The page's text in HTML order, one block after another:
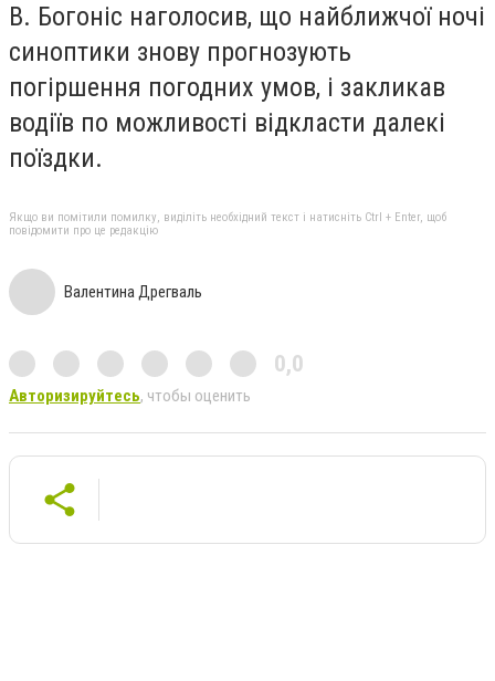
В. Богоніс наголосив, що найближчої ночі
синоптики знову прогнозують
погіршення погодних умов, і закликав
водіїв по можливості відкласти далекі
поїздки.
Якщо ви помітили помилку, виділіть необхідний текст і натисніть Ctrl + Enter, щоб
повідомити про це редакцію
Валентина Дрегваль
0,0
Авторизируйтесь, чтобы оценить